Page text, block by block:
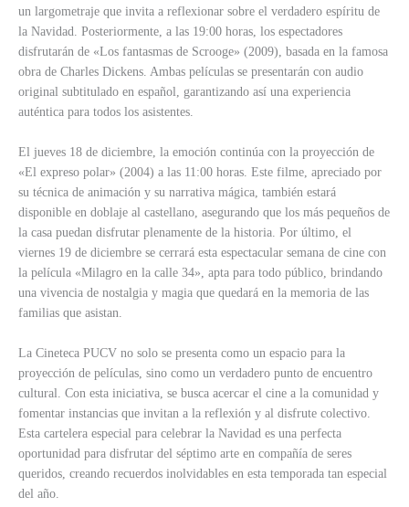
un largometraje que invita a reflexionar sobre el verdadero espíritu de
la Navidad. Posteriormente, a las 19:00 horas, los espectadores
disfrutarán de «Los fantasmas de Scrooge» (2009), basada en la famosa
obra de Charles Dickens. Ambas películas se presentarán con audio
original subtitulado en español, garantizando así una experiencia
auténtica para todos los asistentes.
El jueves 18 de diciembre, la emoción continúa con la proyección de
«El expreso polar» (2004) a las 11:00 horas. Este filme, apreciado por
su técnica de animación y su narrativa mágica, también estará
disponible en doblaje al castellano, asegurando que los más pequeños de
la casa puedan disfrutar plenamente de la historia. Por último, el
viernes 19 de diciembre se cerrará esta espectacular semana de cine con
la película «Milagro en la calle 34», apta para todo público, brindando
una vivencia de nostalgia y magia que quedará en la memoria de las
familias que asistan.
La Cineteca PUCV no solo se presenta como un espacio para la
proyección de películas, sino como un verdadero punto de encuentro
cultural. Con esta iniciativa, se busca acercar el cine a la comunidad y
fomentar instancias que invitan a la reflexión y al disfrute colectivo.
Esta cartelera especial para celebrar la Navidad es una perfecta
oportunidad para disfrutar del séptimo arte en compañía de seres
queridos, creando recuerdos inolvidables en esta temporada tan especial
del año.